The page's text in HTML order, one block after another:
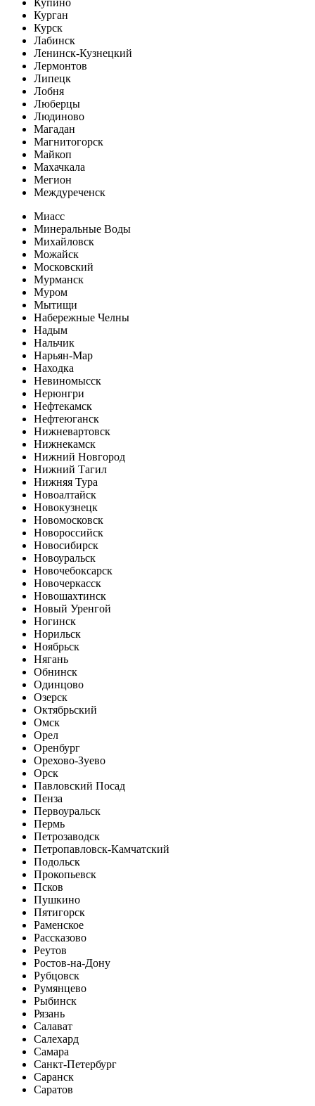
Курган
Курск
Лабинск
Ленинск-Кузнецкий
Лермонтов
Липецк
Лобня
Люберцы
Людиново
Магадан
Магнитогорск
Майкоп
Махачкала
Мегион
Междуреченск
Миасс
Минеральные Воды
Михайловск
Можайск
Московский
Мурманск
Муром
Мытищи
Набережные Челны
Надым
Нальчик
Нарьян-Мар
Находка
Невиномысск
Нерюнгри
Нефтекамск
Нефтеюганск
Нижневартовск
Нижнекамск
Нижний Новгород
Нижний Тагил
Нижняя Тура
Новоалтайск
Новокузнецк
Новомосковск
Новороссийск
Новосибирск
Новоуральск
Новочебоксарск
Новочеркасск
Новошахтинск
Новый Уренгой
Ногинск
Норильск
Ноябрьск
Нягань
Обнинск
Одинцово
Озерск
Октябрьский
Омск
Орел
Оренбург
Орехово-Зуево
Орск
Павловский Посад
Пенза
Первоуральск
Пермь
Петрозаводск
Петропавловск-Камчатский
Подольск
Прокопьевск
Псков
Пушкино
Пятигорск
Раменское
Рассказово
Реутов
Ростов-на-Дону
Рубцовск
Румянцево
Рыбинск
Рязань
Салават
Салехард
Самара
Санкт-Петербург
Саранск
Саратов